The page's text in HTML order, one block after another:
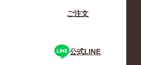
ご注文
公式LINE